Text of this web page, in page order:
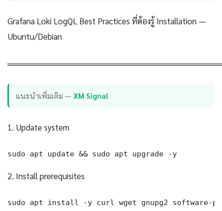
Grafana Loki LogQL Best Practices ที่ต้องรู้ Installation —
Ubuntu/Debian
แนะนำเพิ่มเติม —XM Signal
1. Update system
sudo apt update && sudo apt upgrade -y
2. Install prerequisites
sudo apt install -y curl wget gnupg2 software-